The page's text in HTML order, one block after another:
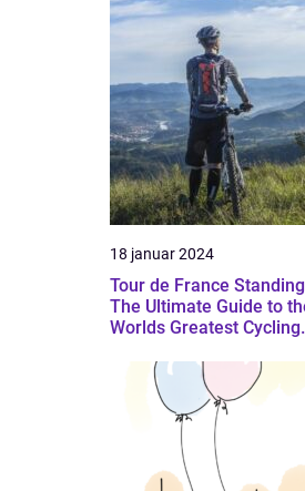
18 januar 2024
Tour de France
The Ultimate Guide to
Worlds Greatest Cycling